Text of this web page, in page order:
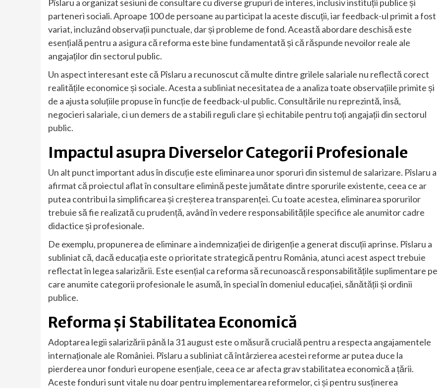
Pîslaru a organizat sesiuni de consultare cu diverse grupuri de interes, inclusiv instituții publice și
parteneri sociali. Aproape 100 de persoane au participat la aceste discuții, iar feedback-ul primit a fost
variat, incluzând observații punctuale, dar și probleme de fond. Această abordare deschisă este
esențială pentru a asigura că reforma este bine fundamentată și că răspunde nevoilor reale ale
angajaților din sectorul public.
Un aspect interesant este că Pîslaru a recunoscut că multe dintre grilele salariale nu reflectă corect
realitățile economice și sociale. Acesta a subliniat necesitatea de a analiza toate observațiile primite și
de a ajusta soluțiile propuse în funcție de feedback-ul public. Consultările nu reprezintă, însă,
negocieri salariale, ci un demers de a stabili reguli clare și echitabile pentru toți angajații din sectorul
public.
Impactul asupra Diverselor Categorii Profesionale
Un alt punct important adus în discuție este eliminarea unor sporuri din sistemul de salarizare. Pîslaru a
afirmat că proiectul aflat în consultare elimină peste jumătate dintre sporurile existente, ceea ce ar
putea contribui la simplificarea și creșterea transparenței. Cu toate acestea, eliminarea sporurilor
trebuie să fie realizată cu prudență, având în vedere responsabilitățile specifice ale anumitor cadre
didactice și profesionale.
De exemplu, propunerea de eliminare a indemnizației de dirigenție a generat discuții aprinse. Pîslaru a
subliniat că, dacă educația este o prioritate strategică pentru România, atunci acest aspect trebuie
reflectat în legea salarizării. Este esențial ca reforma să recunoască responsabilitățile suplimentare pe
care anumite categorii profesionale le asumă, în special în domeniul educației, sănătății și ordinii
publice.
Reforma și Stabilitatea Economică
Adoptarea legii salarizării până la 31 august este o măsură crucială pentru a respecta angajamentele
internaționale ale României. Pîslaru a subliniat că întârzierea acestei reforme ar putea duce la
pierderea unor fonduri europene esențiale, ceea ce ar afecta grav stabilitatea economică a țării.
Aceste fonduri sunt vitale nu doar pentru implementarea reformelor, ci și pentru susținerea